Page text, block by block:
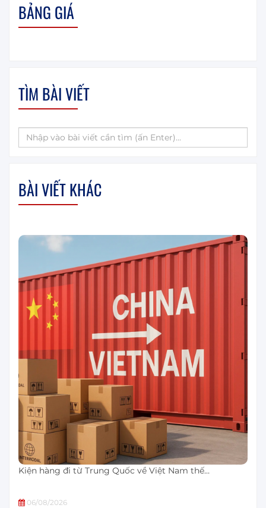
BẢNG GIÁ
TÌM BÀI VIẾT
BÀI VIẾT KHÁC
Kiện hàng đi từ Trung Quốc về Việt Nam thế…
06/08/2026